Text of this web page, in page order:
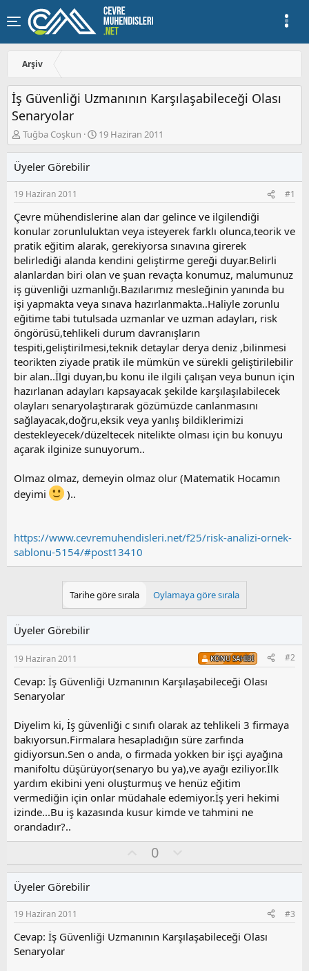
Arşiv
İş Güvenliği Uzmanının Karşılaşabileceği Olası
Senaryolar
K
o
u
y
u
a
ş
l
a
t
a
n
Tuğba Coşkun
B
a
a
ı
ç
t
a
r
i
h
i
19 Haziran 2011
Üyeler Görebilir
19 Haziran 2011 #1
Çevre mühendislerine alan dar gelince ve ilgilendiği
konular zorunluluktan veya isteyerek farklı olunca,teorik ve
pratik eğitim alarak, gerekiyorsa sınavına girerek
belirlediği alanda kendini geliştirme gereği duyar.Belirli
alanlardan biri olan ve şuan revaçta konumuz, malumunuz
iş güvenliği uzmanlığı.Bazılarımız mesleğinin yanında bu
işi yapmakta veya sınava hazırlanmakta..Haliyle zorunlu
eğitime tabi tutulsada uzmanlar ve uzman adayları, risk
öngörüsü,tehlikeli durum davranışların
tespiti,geliştirilmesi,teknik detaylar derya deniz ,bilinmesi
teorikten ziyade pratik ile mümkün ve sürekli geliştirilebilir
bir alan..İlgi duyan,bu konu ile ilgili çalışan veya bunun için
hazırlanan adayları kapsayacak şekilde karşılaşılabilecek
olayları senaryolaştırarak gözümüzde canlanmasını
sağlayacak,doğru,eksik veya yanlış bildiklerimizi
destekleyecek/düzeltecek nitelikte olması için bu konuyu
açarak ilginize sunuyorum..
Olmaz olmaz, demeyin olmaz olur (Matematik Hocamın
deyimi
)..
https://www.cevremuhendisleri.net/f25/risk-analizi-ornek-
sablonu-5154/#post13410
Tarihe göre sırala Oylamaya göre sırala
Üyeler Görebilir
19 Haziran 2011 KONU SAHIBI #2
Cevap: İş Güvenliği Uzmanının Karşılaşabileceği Olası
Senaryolar
Diyelim ki, İş güvenliği c sınıfı olarak az tehlikeli 3 firmaya
bakıyorsun.Firmalara hesapladığın süre zarfında
gidiyorsun.Sen o anda, o firmada yokken bir işçi ayağına
manifoltu düşürüyor(senaryo bu ya),ve ayağı eziliyor.İlk
yardım ekibini yeni oluşturmuş ve henüz eğitim
vermediğin için onlar müdahale edemiyor.İş yeri hekimi
izinde...Bu iş kazasında kusur kimde ve tahmini ne
orandadır?..
y
0
l
s
u
z
Üyeler Görebilir
19 Haziran 2011 #3
Cevap: İş Güvenliği Uzmanının Karşılaşabileceği Olası
Senaryolar